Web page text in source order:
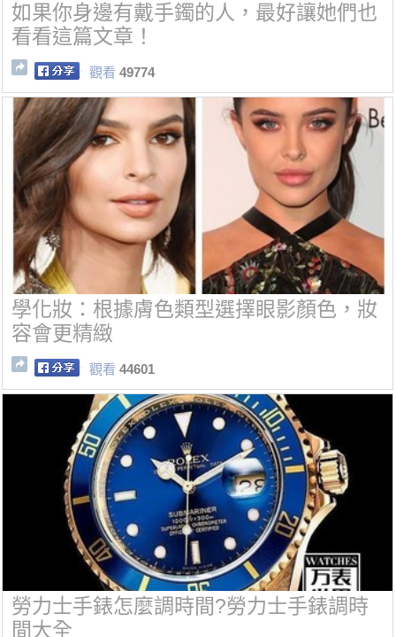
如果你身邊有戴手鐲的人，最好讓她們也
看看這篇文章！
觀看 49774
學化妝：根據膚色類型選擇眼影顏色，妝
容會更精緻
觀看 44601
勞力士手錶怎麼調時間?勞力士手錶調時
間大全